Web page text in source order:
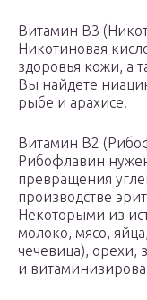
Витамин В3
Никотиновая
здоровья кожи, а
Вы найдете
рыбе и арахисе.
Витамин В2
Рибофлавин
превращения
производстве
Некоторыми из
молоко, мясо,
чечевица), орехи,
и